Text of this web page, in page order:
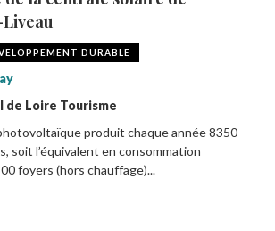
DURABLE
de Loire Tourisme
produit chaque année 8350
soit l’équivalent en consommation
foyers (hors chauffage)...